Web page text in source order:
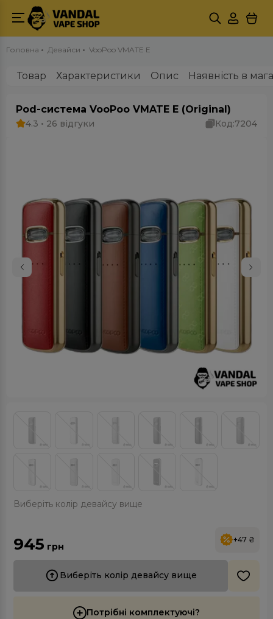
Головна Девайси VooPoo VMATE E
Товар Характеристики Опис Наявність в
Pod-система VooPoo VMATE E (Original)
4.3 • 26 відгуки Код:7204
Виберіть колір девайсу вище
945 грн
+47 ₴
Виберіть колір девайсу вище
Потрібні комплектуючі?